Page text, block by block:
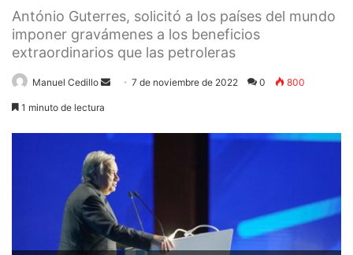
António Guterres, solicitó a los países del mundo
imponer gravámenes a los beneficios
extraordinarios que las petroleras
Manuel Cedillo
Send7 de noviembre de 2022 0 800
1 minuto de lectura